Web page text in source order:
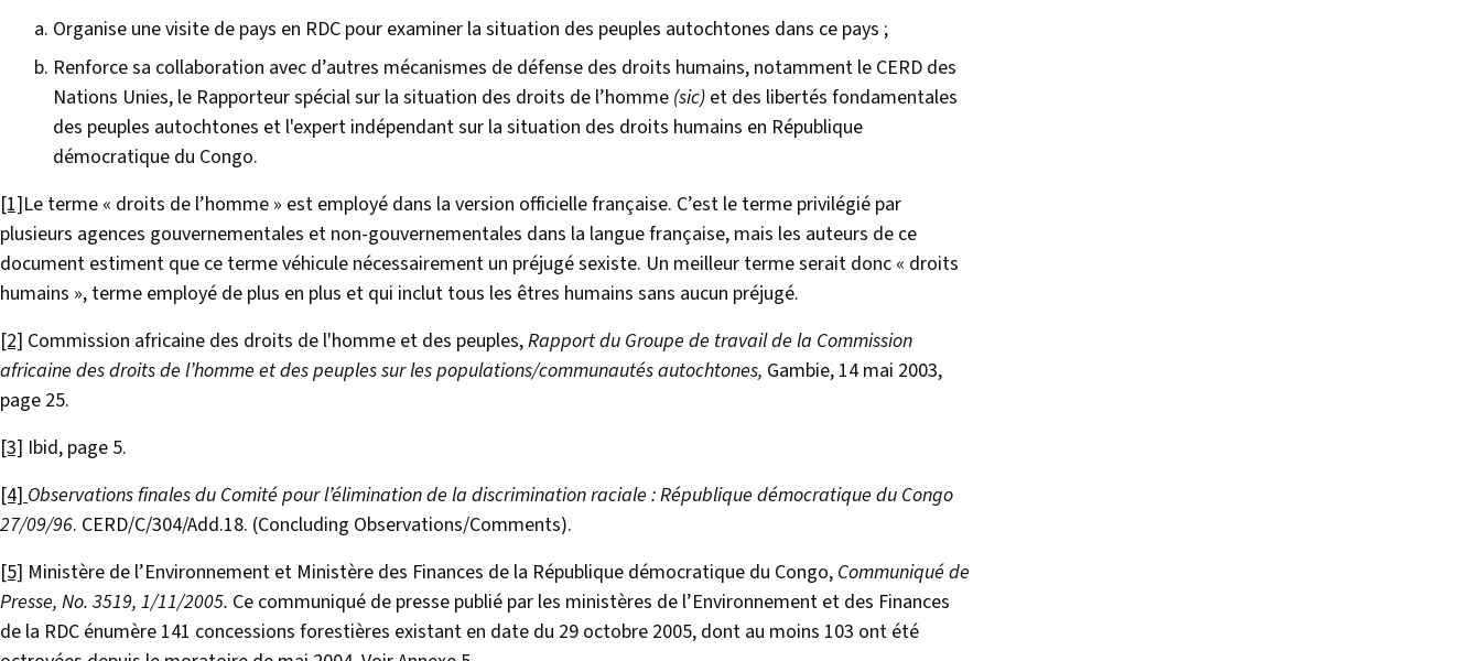
Organise une visite de pays en RDC pour examiner la situation des peuples autochtones dans ce pays ;
Renforce sa collaboration avec d’autres mécanismes de défense des droits humains, notamment le CERD des
Nations Unies, le Rapporteur spécial sur la situation des droits de l’homme (sic) et des libertés fondamentales
des peuples autochtones et l'expert indépendant sur la situation des droits humains en République
démocratique du Congo.
[1]Le terme « droits de l’homme » est employé dans la version officielle française. C’est le terme privilégié par
plusieurs agences gouvernementales et non-gouvernementales dans la langue française, mais les auteurs de ce
document estiment que ce terme véhicule nécessairement un préjugé sexiste. Un meilleur terme serait donc « droits
humains », terme employé de plus en plus et qui inclut tous les êtres humains sans aucun préjugé.
[2] Commission africaine des droits de l'homme et des peuples,Rapport du Groupe de travail de la Commission
africaine des droits de l’homme et des peuples sur les populations/communautés autochtones, Gambie, 14 mai 2003,
page 25.
[3] Ibid, page 5.
[4]Observations finales du Comité pour l’élimination de la discrimination raciale : République démocratique du Congo
27/09/96. CERD/C/304/Add.18. (Concluding Observations/Comments).
[5] Ministère de l’Environnement et Ministère des Finances de la République démocratique du Congo, Communiqué de
Presse, No. 3519, 1/11/2005. Ce communiqué de presse publié par les ministères de l’Environnement et des Finances
de la RDC énumère 141 concessions forestières existant en date du 29 octobre 2005, dont au moins 103 ont été